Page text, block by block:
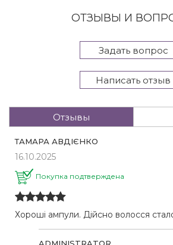
ОТЗЫВЫ И
Задать вопрос
Написать отзыв
Отзывы
ТАМАРА АВДІЄНКО
16.10.2025
Покупка подтверждена
Хороші ампули. Дійсно волосся
ADMINISTRATOR